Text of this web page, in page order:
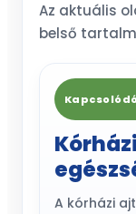
Az aktuális
belső
A kórházi